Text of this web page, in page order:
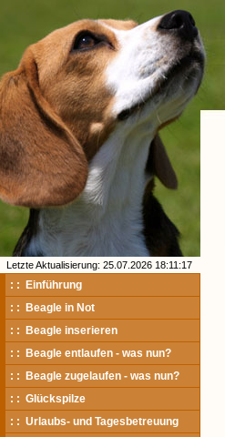
Letzte Aktualisierung: 25.07.2026 18:11:17
: : Einführung
: : Beagle in Not
: : Beagle inserieren
: : Beagle entlaufen - was nun?
: : Beagle zugelaufen - was nun?
: : Glückspilze
: : Urlaubs- und Tagesbetreuung